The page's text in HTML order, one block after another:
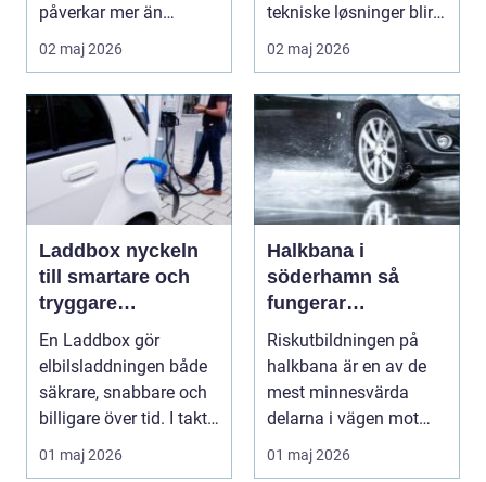
påverkar mer än
många tror. Rätt däck
ger b...
02 maj 2026
tekniske løsninger blir
holdt i g...
02 maj 2026
Laddbox nyckeln
till smartare och
tryggare
elbilsladdning
hemma
En Laddbox gör
elbilsladdningen både
säkrare, snabbare och
billigare över tid. I takt
med att fler s...
01 maj 2026
Halkbana i
söderhamn så
fungerar
riskutbildningen
och därför spelar
den roll
Riskutbildningen på
halkbana är en av de
mest minnesvärda
delarna i vägen mot
körkort. Många
kommer ...
01 maj 2026